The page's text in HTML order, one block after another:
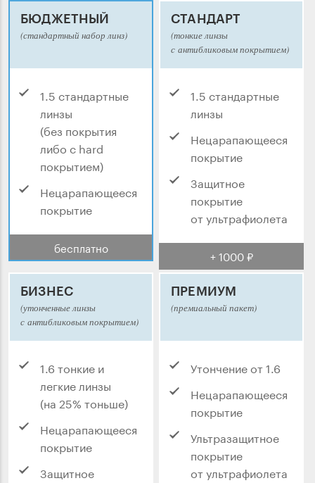
БЮДЖЕТНЫЙ
(стандартный набор линз)
1.5 стандартные
линзы
(без покрытия
либо с hard
покрытием)
Нецарапающееся
покрытие
бесплатно
СТАНДАРТ
(тонкие линзы
с антибликовым покрытием)
1.5 стандартные
линзы
Нецарапающееся
покрытие
Защитное
покрытие
от ультрафиолета
+ 1000 ₽
БИЗНЕС
(утонченные линзы
с антибликовым покрытием)
1.6 тонкие и
легкие линзы
(на 25% тоньше)
Нецарапающееся
покрытие
Защитное
ПРЕМИУМ
(премиальный пакет)
Утончение от 1.6
Нецарапающееся
покрытие
Ультразащитное
покрытие
от ультрафиолета